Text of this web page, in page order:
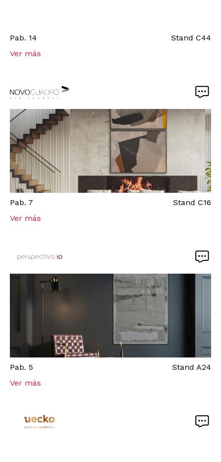
Pab. 14 Stand C44
Ver más
Pab. 7 Stand C16
Ver más
Pab. 5 Stand A24
Ver más